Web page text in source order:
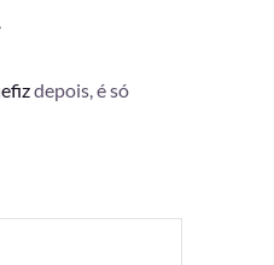
depois, é só